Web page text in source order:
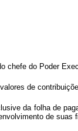
chefe do Poder
de
da folha de
de